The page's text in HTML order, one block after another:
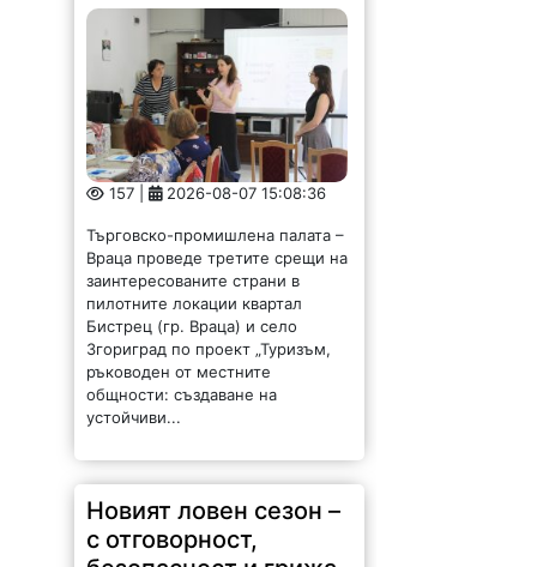
157 | 2026-08-07 15:08:36
Търговско-промишлена палата –
Враца проведе третите срещи на
заинтересованите страни в
пилотните локации квартал
Бистрец (гр. Враца) и село
Згориград по проект „Туризъм,
ръководен от местните
общности: създаване на
устойчиви...
Новият ловен сезон –
с отговорност,